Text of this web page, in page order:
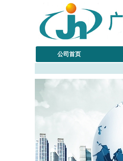
公司首页